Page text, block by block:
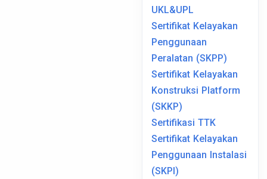
UKL&UPL
Sertifikat Kelayakan
Penggunaan
Peralatan (SKPP)
Sertifikat Kelayakan
Konstruksi Platform
(SKKP)
Sertifikasi TTK
Sertifikat Kelayakan
Penggunaan Instalasi
(SKPI)